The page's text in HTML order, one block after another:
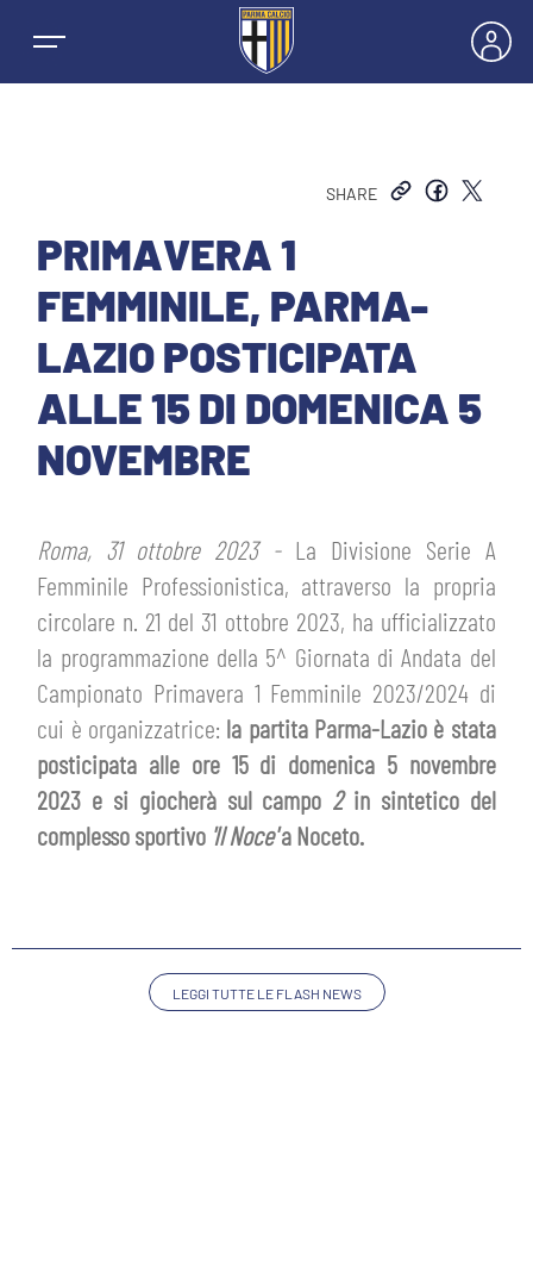
NEWS
SQUADRE
PRIMA SQUADRA MASCHILE
PRIMA SQUADRA FEMMINILE
GIOVANILE FEMMINILE
STAGIONE
MASCHILE
FEMMINILE
ABBONAMENTI
INFO BIGLIETTI
MUSEUM CLUB EXPERIENCE
TARDINI CARD
INFORMAZIONI ACCREDITI
TICKET GIFT CARD
SHOP
HOSPITALITY
HOSPITALITY
MUSEUM CLUB EXPERIENCE
ESPORTS
IL CLUB
STORIA
MUTTI TRAINING CENTER
STADIO TARDINI
SHARE
PRIMAVERA 1
FEMMINILE, PARMA-
LAZIO POSTICIPATA
ALLE 15 DI DOMENICA 5
NOVEMBRE
Roma, 31 ottobre 2023 -La Divisione Serie A
Femminile Professionistica, attraverso la propria
circolare n. 21 del 31 ottobre 2023, ha ufficializzato
la programmazione della 5^ Giornata di Andata del
Campionato Primavera 1 Femminile 2023/2024 di
cui è organizzatrice: la partita Parma-Lazio è stata
posticipata alle ore 15 di domenica 5 novembre
2023 e si giocherà sul campo 2in sintetico del
complesso sportivo 'Il Noce'a Noceto.
LEGGI TUTTE LE FLASH NEWS